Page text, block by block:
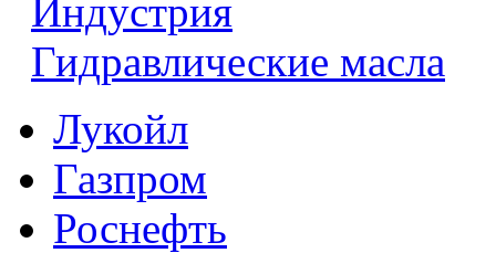
Индустрия
Гидравлические масла
Лукойл
Газпром
Роснефть